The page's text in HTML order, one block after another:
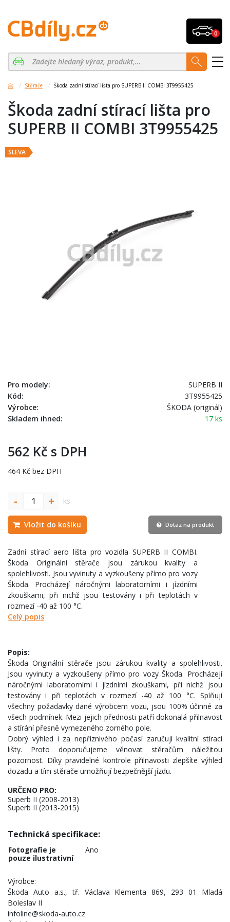
0
Stěrače Škoda zadní stírací lišta pro SUPERB II COMBI 3T9955425
Škoda zadní stírací lišta pro
SUPERB II COMBI 3T9955425
SLEVA
Pro modely:
SUPERB II
Kód:
3T9955425
Výrobce:
ŠKODA (originál)
Skladem ihned:
17 ks
562 Kč s DPH
464 Kč bez DPH
- + ks
Vložit do košíku Dotaz na produkt
Zadní stírací aero lišta pro vozidla SUPERB II COMBI.
Škoda Originální stěrače jsou zárukou kvality a
spolehlivosti. Jsou vyvinuty a vyzkoušeny přímo pro vozy
Škoda. Procházejí náročnými laboratorními i jízdními
zkouškami, při nichž jsou testovány i při teplotách v
rozmezí -40 až 100 °C.
Celý popis
Popis:
Škoda Originální stěrače jsou zárukou kvality a spolehlivosti.
Jsou vyvinuty a vyzkoušeny přímo pro vozy Škoda. Procházejí
náročnými laboratorními i jízdními zkouškami, při nichž jsou
testovány i při teplotách v rozmezí -40 až 100 °C. Splňují
všechny požadavky dané výrobcem vozu, jsou 100% účinné za
všech podmínek. Mezi jejich přednosti patří dokonalá přilnavost
a stírání přesně vymezeného zorného pole.
Dobrý výhled i za nepříznivého počasí zaručují kvalitní stírací
lišty. Proto doporučujeme věnovat stěračům náležitou
pozornost. Díky pravidelné kontrole přilnavosti zlepšíte výhled
dozadu a tím stěrače umožňují bezpečnější jízdu.
URČENO PRO:
Superb II (2008-2013)
Superb II (2013-2015)
Technická specifikace:
Fotografie je
pouze ilustrativní
Ano
Výrobce:
Škoda Auto a.s., tř. Václava Klementa 869, 293 01 Mladá
Boleslav II
infoline@skoda-auto.cz